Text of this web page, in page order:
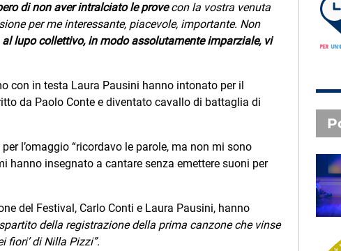
di non aver intralciato le provecon la vostra venuta
per me interessante, piacevole, importante. Non
lupo collettivo, in modo assolutamente imparziale, vi
con in testa Laura Pausini hanno intonato per il
da Paolo Conte e diventato cavallo di battaglia di
l’omaggio “ricordavo le parole, ma non mi sono
hanno insegnato a cantare senza emettere suoni per
del Festival, Carlo Conti e Laura Pausini, hanno
della registrazione della prima canzone che vinse
fiori’ di Nilla Pizzi”.
D’AMORE – GIOVEDÌ 6 AGOSTO